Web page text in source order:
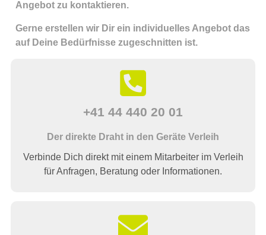
Angebot zu kontaktieren.
Gerne erstellen wir Dir ein individuelles Angebot das
auf Deine Bedürfnisse zugeschnitten ist.
+41 44 440 20 01
Der direkte Draht in den Geräte Verleih
Verbinde Dich direkt mit einem Mitarbeiter im Verleih
für Anfragen, Beratung oder Informationen.